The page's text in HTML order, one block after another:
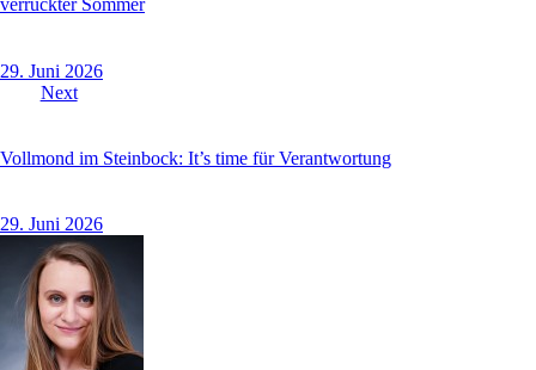
verrückter Sommer
29. Juni 2026
Next
Vollmond im Steinbock: It’s time für Verantwortung
29. Juni 2026